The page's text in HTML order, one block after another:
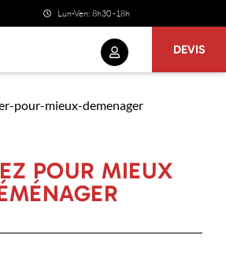
Lun-Ven: 8h30 -18h
DEVIS
POUR MIEUX